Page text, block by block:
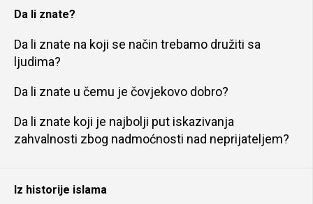
Da li znate?
Da li znate na koji se način trebamo družiti sa
ljudima?
Da li znate u čemu je čovjekovo dobro?
Da li znate koji je najbolji put iskazivanja
zahvalnosti zbog nadmoćnosti nad neprijateljem?
Iz historije islama